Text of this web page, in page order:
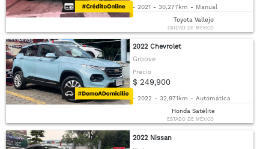
- 2021 - 30,277km - Manual
Toyota Vallejo
CIUDAD DE MÉXICO
2022 Chevrolet
Groove
Precio
$ 249,900
- 2022 - 32,971km - Automática
Honda Satélite
ESTADO DE MÉXICO
2022 Nissan